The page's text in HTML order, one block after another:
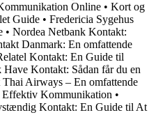
Online • Kort og
Guide • Fredericia Sygehus
• Nordea Netbank Kontakt:
Danmark: En omfattende
Kontakt: En Guide til
Have Kontakt: Sådan får du en
Airways – En omfattende
Kommunikation •
Kontakt: En Guide til At